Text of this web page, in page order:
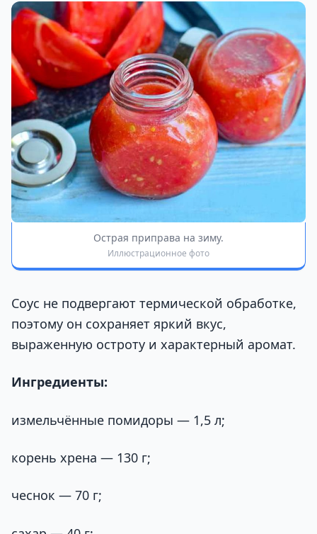
Острая приправа на зиму.
Иллюстрационное фото
Соус не подвергают термической обработке,
поэтому он сохраняет яркий вкус,
выраженную остроту и характерный аромат.
Ингредиенты:
измельчённые помидоры — 1,5 л;
корень хрена — 130 г;
чеснок — 70 г;